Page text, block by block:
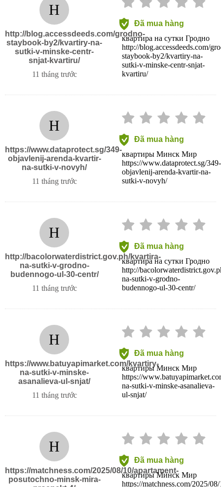
H
http://blog.accessdeeds.com/grodno-
staybook-by2/kvartiry-na-
sutki-v-minske-centr-
snjat-kvartiru/
11 tháng trước
Đã mua hàng
квартира на сутки Гродно
http://blog.accessdeeds.com/
staybook-by2/kvartiry-na-
sutki-v-minske-centr-snjat-
kvartiru/
H
https://www.dataprotect.sg/349-
objavlenij-arenda-kvartir-
na-sutki-v-novyh/
11 tháng trước
Đã mua hàng
квартиры Минск Мир
https://www.dataprotect.sg/349-
objavlenij-arenda-kvartir-na-
sutki-v-novyh/
H
http://bacolorwaterdistrict.gov.ph/kvartira-
na-sutki-v-grodno-
budennogo-ul-30-centr/
11 tháng trước
Đã mua hàng
квартира на сутки Гродно
http://
na-sutki-v-grodno-
budennogo-ul-30-centr/
H
https://www.batuyapimarket.com/kvartiry-
na-sutki-v-minske-
asanalieva-ul-snjat/
11 tháng trước
Đã mua hàng
квартиры Минск Мир
https://
na-sutki-v-minske-asanalieva-
ul-snjat/
H
https://matchness.com/2025/08/10/apartament-
posutochno-minsk-mira-
Đã mua hàng
квартиры Минск Мир
https://matchness.com/2025/